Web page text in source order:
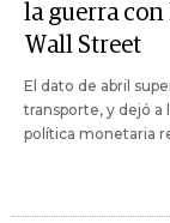
la guerra
Wall Street
El dato de abril
transporte, y dejó a
política monetaria